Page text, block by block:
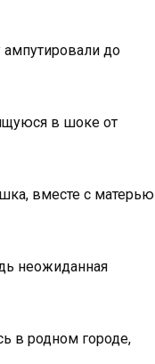
ампутировали до
в шоке от
вместе с матерью
неожиданная
в родном городе,